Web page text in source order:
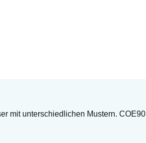
mit unterschiedlichen Mustern. COE90